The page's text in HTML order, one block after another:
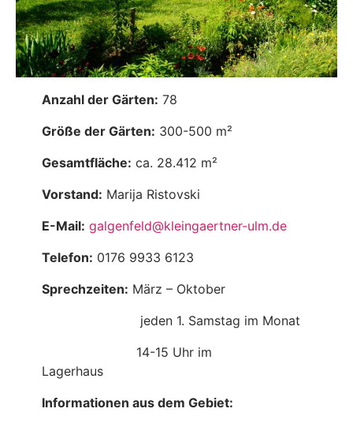
Anzahl der Gärten: 78
Größe der Gärten: 300-500 m²
Gesamtfläche: ca. 28.412 m²
Vorstand: Marija Ristovski
E-Mail: galgenfeld@kleingaertner-ulm.de
Telefon: 0176 9933 6123
Sprechzeiten: März – Oktober
jeden 1. Samstag im Monat
14-15 Uhr im
Lagerhaus
Informationen aus dem Gebiet: